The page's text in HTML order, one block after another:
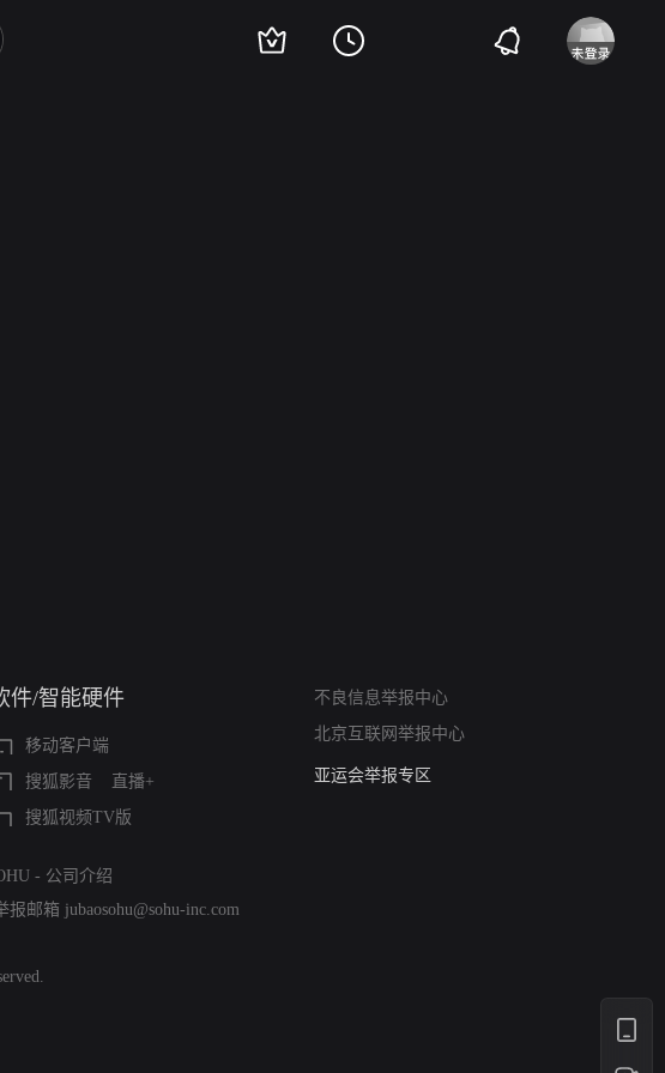
件/智能硬件
移动客户端
搜狐影音
直播+
搜狐视频TV版
不良信息举报中心
北京互联网举报中心
算法推荐专项举报
亚运会举报专区
- 公司介绍
报邮箱 jubaosohu@sohu-inc.com